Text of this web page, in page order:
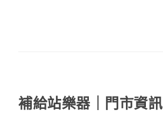
補給站樂器｜門市資訊